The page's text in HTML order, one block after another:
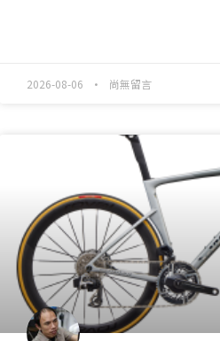
2026-08-06 尚無留言